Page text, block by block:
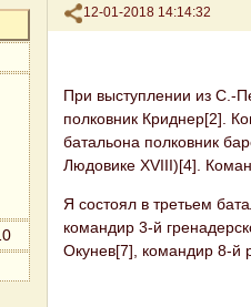
Поделиться
12-01-2018 14:14:32
При выступлении из С.-
полковник Криднер[2].
батальона полковник
Людовике XVIII)[4].
Я состоял в третьем
командир 3-й
Окунев[7], командир 8-й